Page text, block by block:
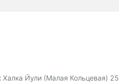
Халка Йули (Малая Кольцевая) 25